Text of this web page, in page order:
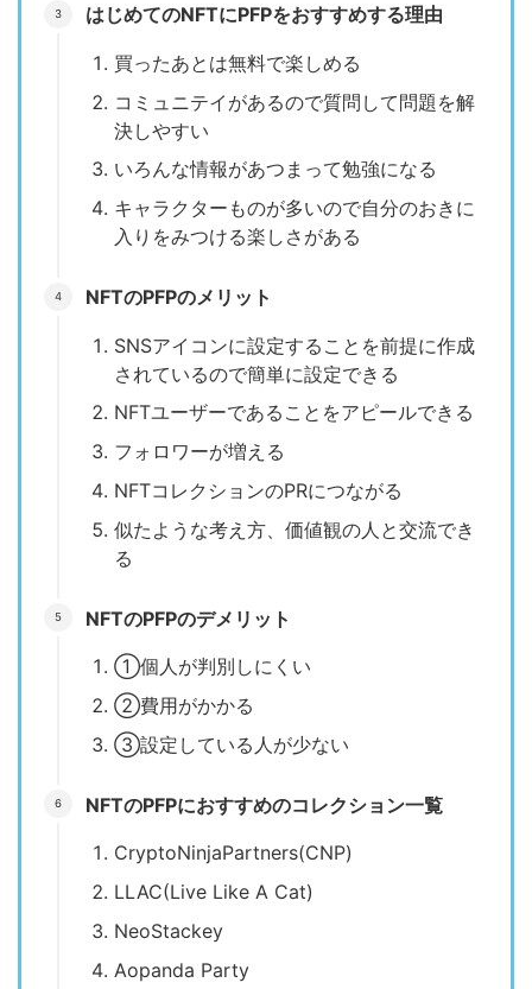
はじめてのNFTにPFPをおすすめする理由
買ったあとは無料で楽しめる
コミュニテイがあるので質問して問題を解
決しやすい
いろんな情報があつまって勉強になる
キャラクターものが多いので自分のおきに
入りをみつける楽しさがある
NFTのPFPのメリット
SNSアイコンに設定することを前提に作成
されているので簡単に設定できる
NFTユーザーであることをアピールできる
フォロワーが増える
NFTコレクションのPRにつながる
似たような考え方、価値観の人と交流でき
る
NFTのPFPのデメリット
①個人が判別しにくい
②費用がかかる
③設定している人が少ない
NFTのPFPにおすすめのコレクション一覧
CryptoNinjaPartners(CNP)
LLAC(Live Like A Cat)
NeoStackey
Aopanda Party